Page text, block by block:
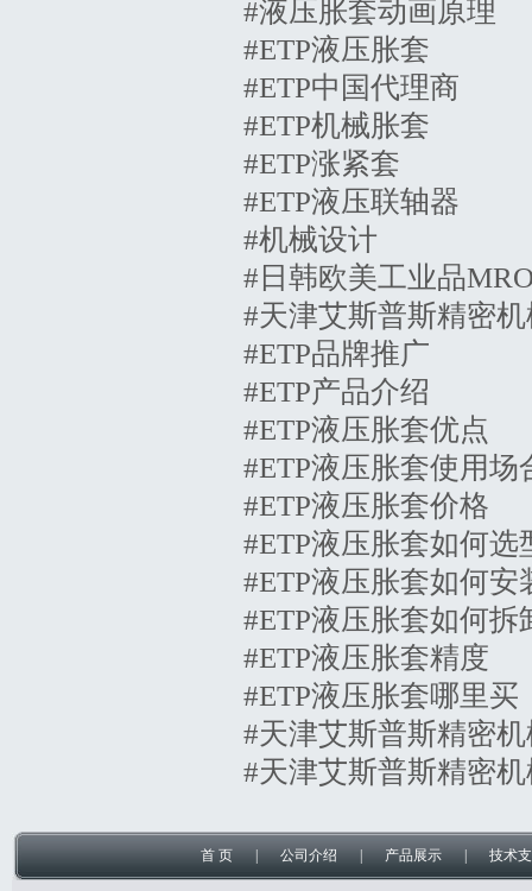
#液压胀套动画原理
#ETP液压胀套
#ETP中国代理商
#ETP机械胀套
#ETP涨紧套
#ETP液压联轴器
#机械设计
#日韩欧美工业品
#天津艾斯普斯精密
#ETP品牌推广
#ETP产品介绍
#ETP液压胀套优点
#ETP液压胀套使用场
#ETP液压胀套价格
#ETP液压胀套如何选
#ETP液压胀套如何安
#ETP液压胀套如何拆
#ETP液压胀套精度
#ETP液压胀套哪里买
#天津艾斯普斯精密
#天津艾斯普斯精密
首 页 公司介绍 产品展示 技术